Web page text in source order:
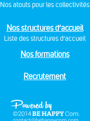
Nos atouts pour les collectivités
Nos structures d’accueil
Liste des structures d’accueil
Nos formations
Recrutement